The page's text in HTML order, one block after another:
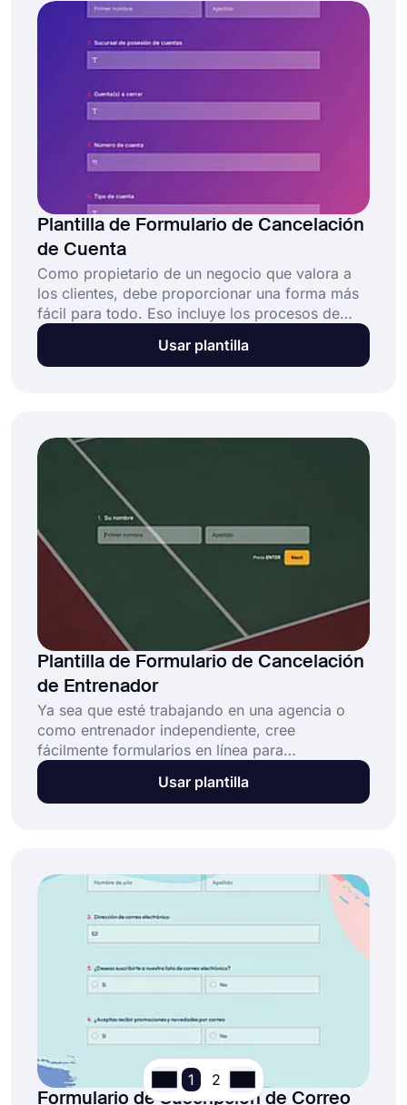
Plantilla de Formulario de Cancelación
de Cuenta
Como propietario de un negocio que valora a
los clientes, debe proporcionar una forma más
fácil para todo. Eso incluye los procesos de
cancelación de suscripción, membresía o
cancelación de cuenta. Con un formulario de
a sus clientes sobre sus licencias y recopilar
direcciones de correo electrónico. Simplemente
seleccione esta plantilla de formulario de
cancelación de cuenta y cree su formulario de
solicitud de forma gratuita.
Usar plantilla
Plantilla de Formulario de Cancelación
de Entrenador
Ya sea que esté trabajando en una agencia o
como entrenador independiente, cree
fácilmente formularios en línea para
cancelaciones ahora. Con un formulario de
cancelación de entrenador en línea, las
gratuita lo ayudará a crear formularios de
solicitud y hará que todo el proceso sea mucho
más fácil! ¡Comience ahora y automatice su
flujo de trabajo sin esfuerzo!
Usar plantilla
Formulario de Suscripción de Correo
1 2